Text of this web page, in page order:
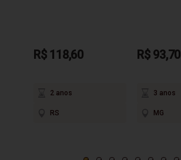
R$ 118,60
2 anos
RS
R$ 93,70
3 anos
MG